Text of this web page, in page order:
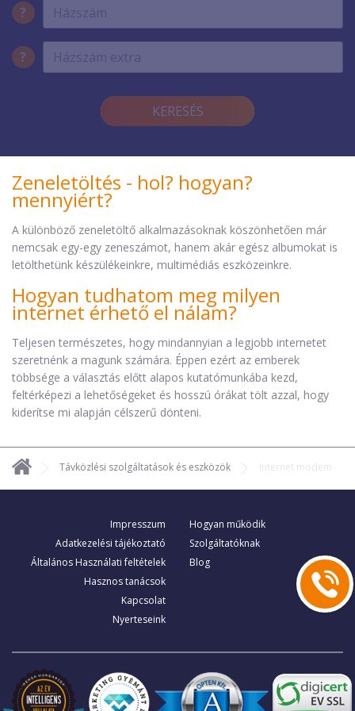
?
?
KERESÉS
Zeneletöltés - hol? hogyan?
mennyiért?
A különböző zeneletöltő alkalmazásoknak köszönhetően már
nemcsak egy-egy zeneszámot, hanem akár egész albumokat is
letölthetünk készülékeinkre, multimédiás eszközeinkre.
Hogyan tudhatom meg milyen
internet érhető el nálam?
Teljesen természetes, hogy mindannyian a legjobb internetet
szeretnénk a magunk számára. Éppen ezért az emberek
többsége a választás előtt alapos kutatómunkába kezd,
feltérképezi a lehetőségeket és hosszú órákat tölt azzal, hogy
kiderítse mi alapján célszerű dönteni.
Távközlési szolgáltatások és eszközök Internet modem
Impresszum
Adatkezelési tájékoztató
Általános Használati feltételek
Hasznos tanácsok
Kapcsolat
Nyerteseink
Hogyan működik
Szolgáltatóknak
Blog